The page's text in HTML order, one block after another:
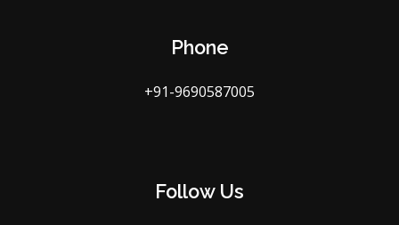
Phone
+91-9690587005
Follow Us